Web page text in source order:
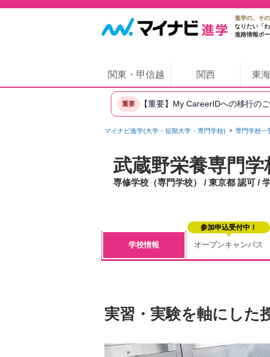
進学の、その
なりたい「
進路情報ポ
関東・甲信越 関西 東
重要 【重要】My CareerIDへの移行の
マイナビ進学(大学・短期大学・専門学校) 専門学校一
武蔵野栄養専門学
専修学校（専門学校） / 東京都 認可 /
学校情報 オープンキャンパス
参加申込受付中！
実習・実験を軸にした